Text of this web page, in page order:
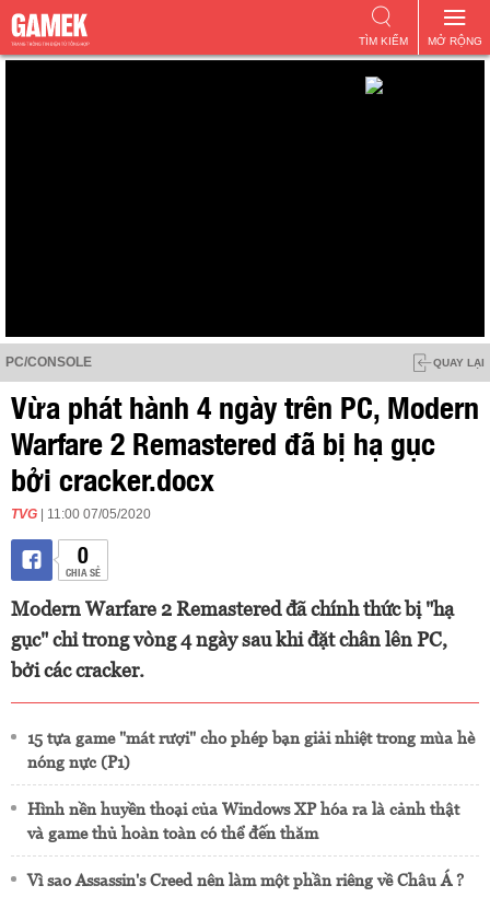
MỞ RỘNG
TÌM KIẾM
PC/CONSOLE QUAY LẠI
Vừa phát hành 4 ngày trên PC, Modern
Warfare 2 Remastered đã bị hạ gục
bởi cracker.docx
TVG | 11:00 07/05/2020
0
CHIA SẺ
Modern Warfare 2 Remastered đã chính thức bị "hạ
gục" chỉ trong vòng 4 ngày sau khi đặt chân lên PC,
bởi các cracker.
15 tựa game "mát rượi" cho phép bạn giải nhiệt trong mùa hè
nóng nực (P1)
Hình nền huyền thoại của Windows XP hóa ra là cảnh thật
và game thủ hoàn toàn có thể đến thăm
Vì sao Assassin's Creed nên làm một phần riêng về Châu Á ?